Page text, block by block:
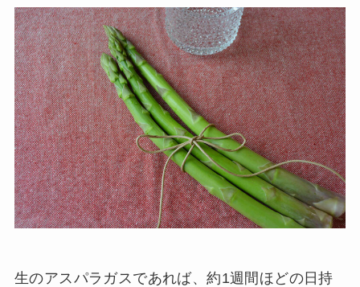
生のアスパラガスであれば、約1週間ほどの日持